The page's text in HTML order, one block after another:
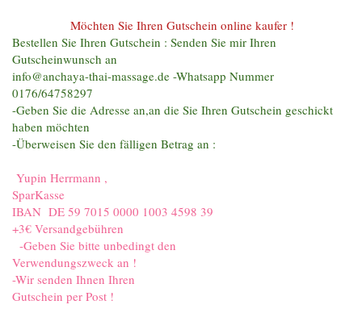
Möchten Sie Ihren Gutschein online kaufer !
Bestellen Sie Ihren Gutschein : Senden Sie mir Ihren
Gutscheinwunsch an
info@anchaya-thai-massage.de -Whatsapp Nummer
0176/64758297
-Geben Sie die Adresse an,an die Sie Ihren Gutschein geschickt
haben möchten
-Überweisen Sie den fälligen Betrag an :
Yupin Herrmann ,
SparKasse
IBAN DE 59 7015 0000 1003 4598 39
+3€ Versandgebühren
-Geben Sie bitte unbedingt den
Verwendungszweck an !
-Wir senden Ihnen Ihren
Gutschein per Post !